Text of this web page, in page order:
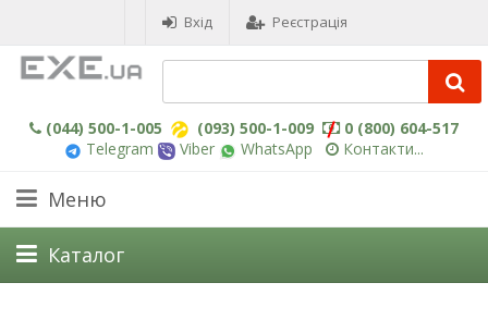
Вхід Реєстрація
(044) 500-1-005 (093) 500-1-009
0 (800) 604-517
Telegram
Viber WhatsApp Контакти...
Меню
Каталог